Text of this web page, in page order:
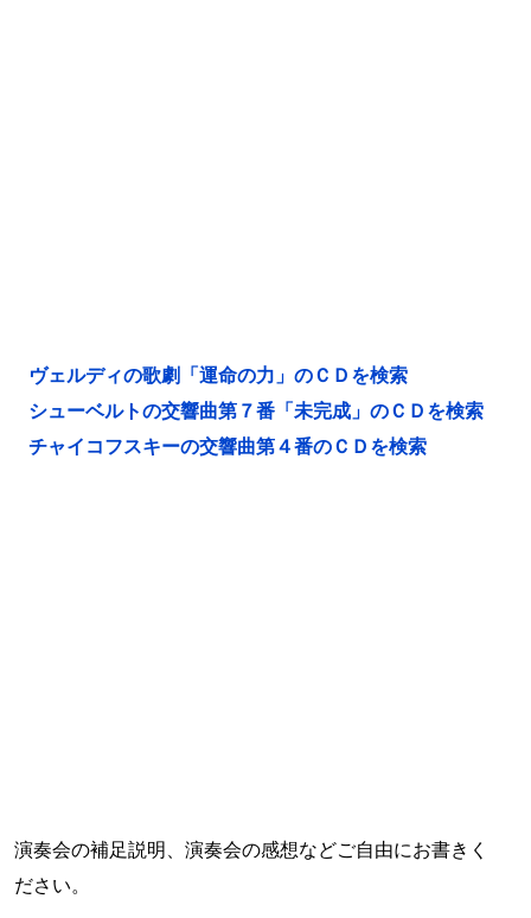
ヴェルディの歌劇「運命の力」のＣＤを検索
シューベルトの交響曲第７番「未完成」のＣＤを検索
チャイコフスキーの交響曲第４番のＣＤを検索
演奏会の補足説明、演奏会の感想などご自由にお書きく
ださい。